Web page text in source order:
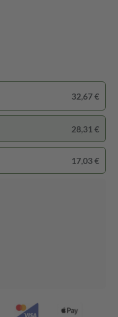
32,67 €
28,31 €
17,03 €